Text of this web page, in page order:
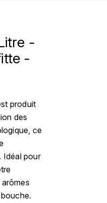
-
-
produit
des
ce
Idéal pour